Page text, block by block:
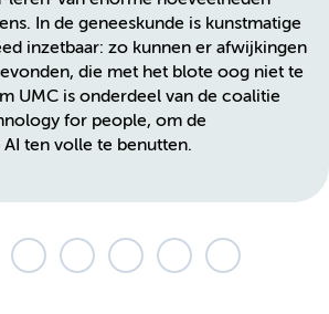
In de geneeskunde is kunstmatige
inzetbaar: zo kunnen er afwijkingen
die met het blote oog niet te
UMC is onderdeel van de coalitie
for people, om de
ten volle te benutten.